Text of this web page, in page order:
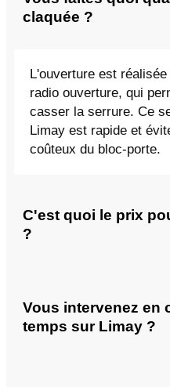
claquée ?
L'ouverture est
radio ouverture, qui
casser la serrure. Ce
Limay est rapide et
coûteux du bloc-porte.
C'est quoi le prix
?
Vous intervenez en
temps sur Limay ?